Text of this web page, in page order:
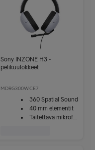
Sony INZONE H3 -
pelikuulokkeet
MDRG300W.CE7
360 Spatial Sound
40 mm elementit
Taitettava mikrofoni